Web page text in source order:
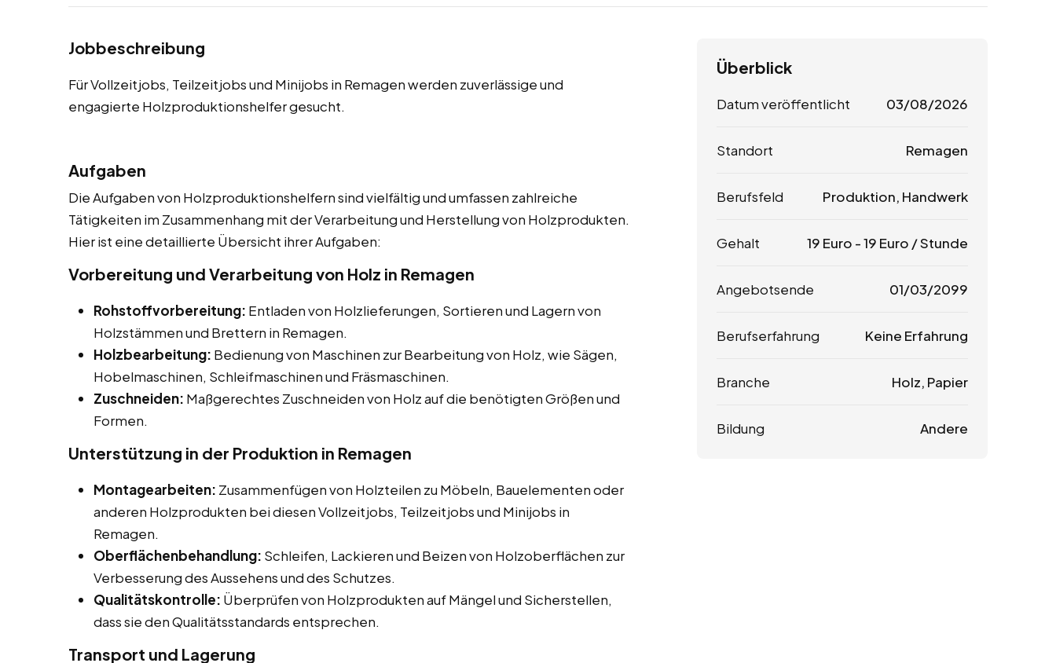
Jobbeschreibung
Für Vollzeitjobs, Teilzeitjobs und Minijobs in Remagen werden zuverlässige und
engagierte Holzproduktionshelfer gesucht.
Aufgaben
Die Aufgaben von Holzproduktionshelfern sind vielfältig und umfassen zahlreiche
Tätigkeiten im Zusammenhang mit der Verarbeitung und Herstellung von Holzprodukten.
Hier ist eine detaillierte Übersicht ihrer Aufgaben:
Vorbereitung und Verarbeitung von Holz in Remagen
Rohstoffvorbereitung: Entladen von Holzlieferungen, Sortieren und Lagern von
Holzstämmen und Brettern in Remagen.
Holzbearbeitung: Bedienung von Maschinen zur Bearbeitung von Holz, wie Sägen,
Hobelmaschinen, Schleifmaschinen und Fräsmaschinen.
Zuschneiden: Maßgerechtes Zuschneiden von Holz auf die benötigten Größen und
Formen.
Unterstützung in der Produktion in Remagen
Montagearbeiten: Zusammenfügen von Holzteilen zu Möbeln, Bauelementen oder
anderen Holzprodukten bei diesen Vollzeitjobs, Teilzeitjobs und Minijobs in
Remagen.
Oberflächenbehandlung: Schleifen, Lackieren und Beizen von Holzoberflächen zur
Verbesserung des Aussehens und des Schutzes.
Qualitätskontrolle: Überprüfen von Holzprodukten auf Mängel und Sicherstellen,
dass sie den Qualitätsstandards entsprechen.
Transport und Lagerung
Überblick
Datum veröffentlicht 03/08/2026
Standort Remagen
Berufsfeld Produktion, Handwerk
Gehalt 19 Euro -19 Euro / Stunde
Angebotsende 01/03/2099
Berufserfahrung Keine Erfahrung
Branche Holz, Papier
Bildung Andere